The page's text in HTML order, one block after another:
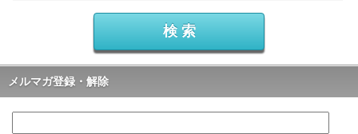
メルマガ登録・解除